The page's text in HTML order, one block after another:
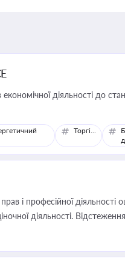
діяльності до
Торгівля
і професійної діяльності
діяльності.
бухгалтера під час
суб'єктів оціночної